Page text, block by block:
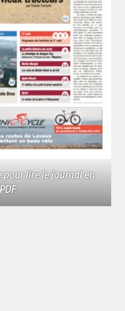
pour lire le journal en
PDF